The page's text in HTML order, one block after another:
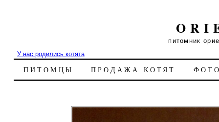
питомник
У нас родились котята
ПИТОМЦЫ ПРОДАЖА КОТЯТ